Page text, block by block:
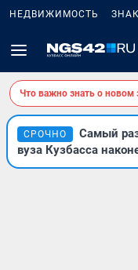
НЕДВИЖИМОСТЬ
Что важно знать о новом
СРОЧНО
Самый
вуза Кузбасса